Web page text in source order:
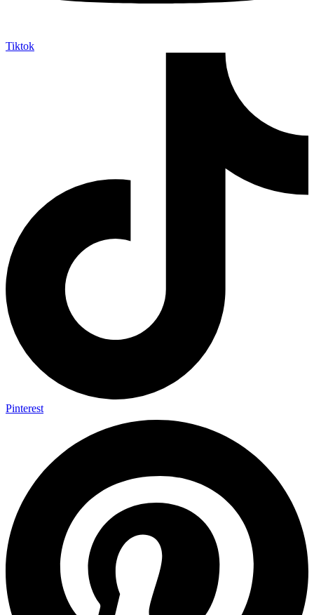
Tiktok
Pinterest